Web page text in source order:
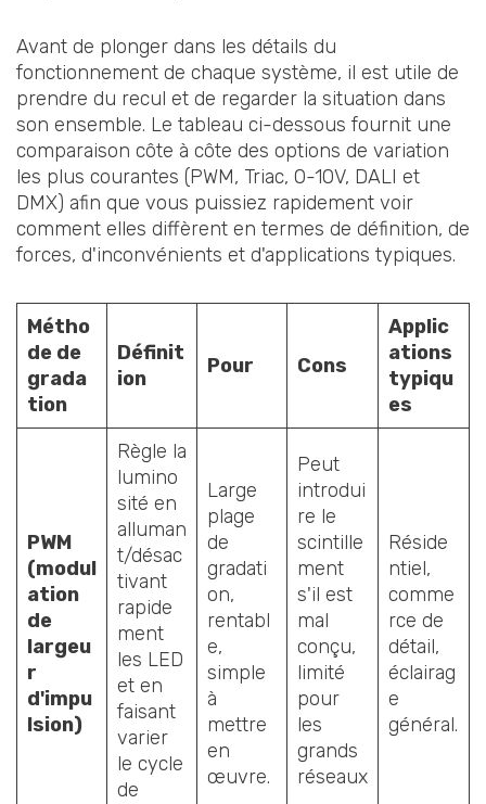
Avant de plonger dans les détails du
fonctionnement de chaque système, il est utile de
prendre du recul et de regarder la situation dans
son ensemble. Le tableau ci-dessous fournit une
comparaison côte à côte des options de variation
les plus courantes (PWM, Triac, 0-10V, DALI et
DMX) afin que vous puissiez rapidement voir
comment elles diffèrent en termes de définition, de
forces, d'inconvénients et d'applications typiques.
Métho
de de
grada
tion
Définit
ion
Pour Cons
Applic
ations
typiqu
es
PWM
(modul
ation
de
largeu
r
d'impu
lsion)
Règle la
lumino
sité en
alluman
t/désac
tivant
rapide
ment
les LED
et en
faisant
varier
le cycle
de
Large
plage
de
gradati
on,
rentabl
e,
simple
à
mettre
en
œuvre.
Peut
introdui
re le
scintille
ment
s'il est
mal
conçu,
limité
pour
les
grands
réseaux
Réside
ntiel,
comme
rce de
détail,
éclairag
e
général.